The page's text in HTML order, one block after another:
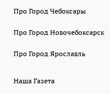
Про Город Чебоксары
Про Город Новочебоксарск
Про Город Ярославль
Наша Газета